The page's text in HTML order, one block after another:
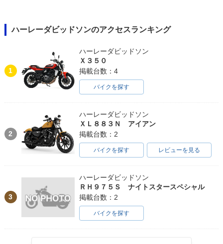
ハーレーダビッドソンのアクセスランキング
1
ハーレーダビッドソン
Ｘ３５０
掲載台数：4
バイクを探す
2
ハーレーダビッドソン
ＸＬ８８３Ｎ アイアン
掲載台数：2
バイクを探す レビューを見る
3
ハーレーダビッドソン
ＲＨ９７５Ｓ ナイトスタースペシャル
掲載台数：2
バイクを探す